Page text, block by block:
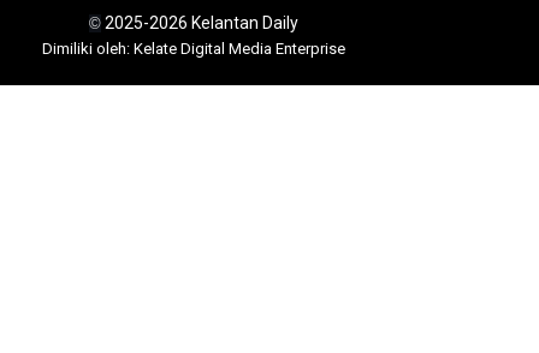
© 2025-2026 Kelantan Daily
Dimiliki oleh: Kelate Digital Media Enterprise